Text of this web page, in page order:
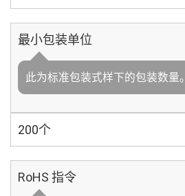
最小包装单位
此为标准包装式样下的包装数量。
200个
RoHS 指令